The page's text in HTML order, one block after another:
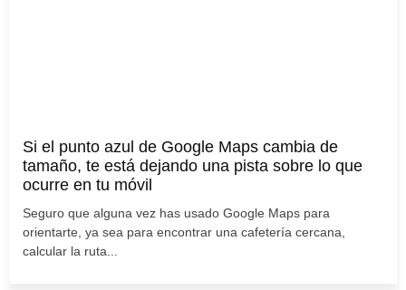
Si el punto azul de Google Maps cambia de
tamaño, te está dejando una pista sobre lo que
ocurre en tu móvil
Seguro que alguna vez has usado Google Maps para
orientarte, ya sea para encontrar una cafetería cercana,
calcular la ruta...